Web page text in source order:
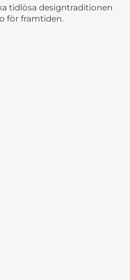
tidlösa designtraditionen
för framtiden.